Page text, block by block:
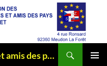
Association des Originaires et amis des pays Tchèques et Slovaque